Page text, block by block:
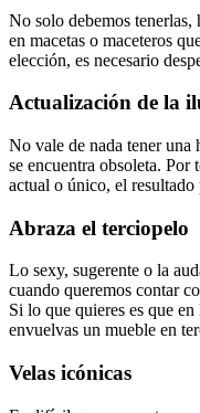
No solo debemos
en macetas o maceteros
elección, es necesario
Actualización de la
No vale de nada tener una
se encuentra obsoleta. Por
actual o único, el
Abraza el terciopelo
Lo sexy, sugerente o la
cuando queremos contar
Si lo que quieres es que
envuelvas un mueble en
Velas icónicas